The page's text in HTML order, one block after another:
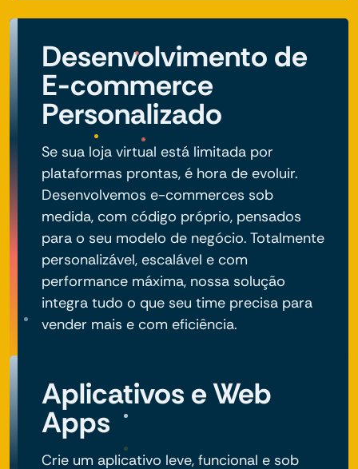
Desenvolvimento de
E-commerce
Personalizado
Se sua loja virtual está limitada por
plataformas prontas, é hora de evoluir.
Desenvolvemos e-commerces sob
medida, com código próprio, pensados
para o seu modelo de negócio. Totalmente
personalizável, escalável e com
performance máxima, nossa solução
integra tudo o que seu time precisa para
vender mais e com eficiência.
Aplicativos e Web
Apps
Crie um aplicativo leve, funcional e sob